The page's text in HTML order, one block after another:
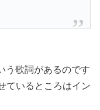
う歌詞があるのです
ているところはイン